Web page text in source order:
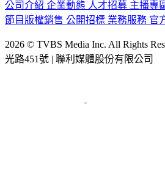
公司介紹 企業動態 人才招募 主播專
節目版權銷售 公開招標 業務服務 官
2026 © TVBS Media Inc. All Rights
光路451號 | 聯利媒體股份有限公司